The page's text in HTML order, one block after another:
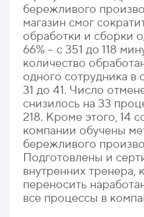
бережливого
магазин смог
обработки и сборки
66% – с 351 до 118
количество
одного сотрудника в
31 до 41. Число
снизилось на 33
218. Кроме этого, 14
компании обучены
бережливого
Подготовлены и
внутренних тренера,
переносить
все процессы в